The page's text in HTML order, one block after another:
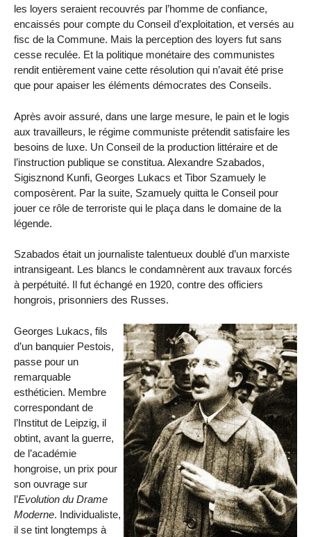
les loyers seraient recouvrés par l’homme de confiance,
encaissés pour compte du Conseil d’exploitation, et versés au
fisc de la Commune. Mais la perception des loyers fut sans
cesse reculée. Et la politique monétaire des communistes
rendit entièrement vaine cette résolution qui n’avait été prise
que pour apaiser les éléments démocrates des Conseils.
Après avoir assuré, dans une large mesure, le pain et le logis
aux travailleurs, le régime communiste prétendit satisfaire les
besoins de luxe. Un Conseil de la production littéraire et de
l’instruction publique se constitua. Alexandre Szabados,
Sigisznond Kunfi, Georges Lukacs et Tibor Szamuely le
composèrent. Par la suite, Szamuely quitta le Conseil pour
jouer ce rôle de terroriste qui le plaça dans le domaine de la
légende.
Szabados était un journaliste talentueux doublé d’un marxiste
intransigeant. Les blancs le condamnèrent aux travaux forcés
à perpétuité. Il fut échangé en 1920, contre des officiers
hongrois, prisonniers des Russes.
Georges Lukacs, fils
d’un banquier Pestois,
passe pour un
remarquable
esthéticien. Membre
correspondant de
l’Institut de Leipzig, il
obtint, avant la guerre,
de l’académie
hongroise, un prix pour
son ouvrage sur
l’Evolution du Drame
Moderne. Individualiste,
il se tint longtemps à